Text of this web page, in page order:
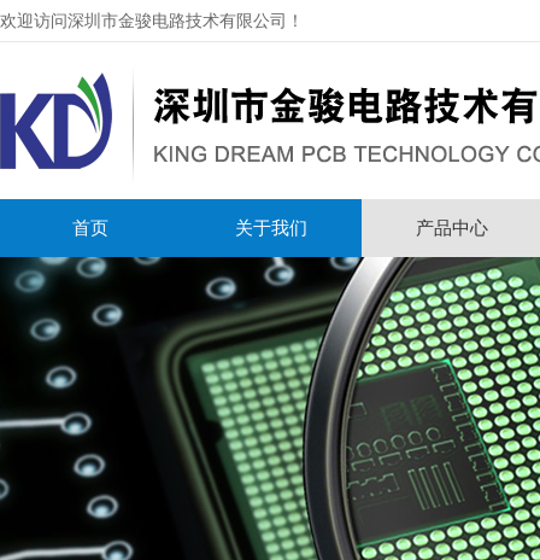
欢迎访问深圳市金骏电路技术有限公司！
首页 关于我们 产品中心